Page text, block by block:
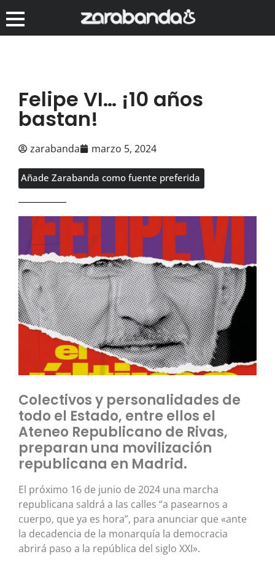
Felipe VI… ¡10 años
bastan!
zarabanda marzo 5, 2024
Añade Zarabanda como fuente preferida
Colectivos y personalidades de
todo el Estado, entre ellos el
Ateneo Republicano de Rivas,
preparan una movilización
republicana en Madrid.
El próximo 16 de junio de 2024 una marcha
republicana saldrá a las calles “a pasearnos a
cuerpo, que ya es hora”, para anunciar que «ante
la decadencia de la monarquía la democracia
abrirá paso a la república del siglo XXI».